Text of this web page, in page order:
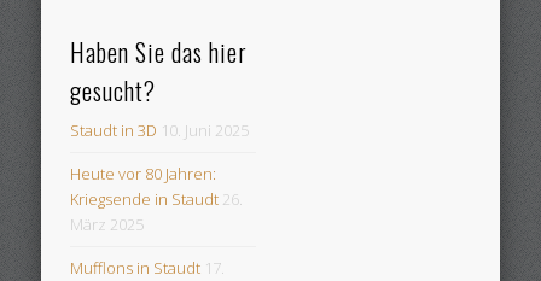
Haben Sie das hier
gesucht?
Staudt in 3D 10. Juni 2025
Heute vor 80 Jahren:
Kriegsende in Staudt 26.
März 2025
Mufflons in Staudt 17.